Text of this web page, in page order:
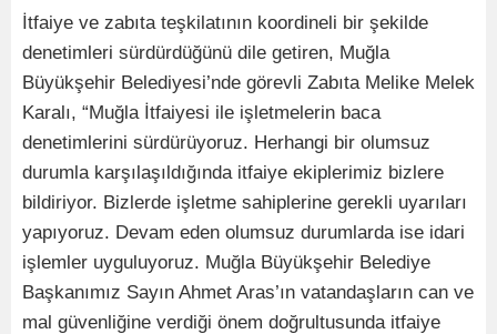
İtfaiye ve zabıta teşkilatının koordineli bir şekilde
denetimleri sürdürdüğünü dile getiren, Muğla
Büyükşehir Belediyesi’nde görevli Zabıta Melike Melek
Karalı, “Muğla İtfaiyesi ile işletmelerin baca
denetimlerini sürdürüyoruz. Herhangi bir olumsuz
durumla karşılaşıldığında itfaiye ekiplerimiz bizlere
bildiriyor. Bizlerde işletme sahiplerine gerekli uyarıları
yapıyoruz. Devam eden olumsuz durumlarda ise idari
işlemler uyguluyoruz. Muğla Büyükşehir Belediye
Başkanımız Sayın Ahmet Aras’ın vatandaşların can ve
mal güvenliğine verdiği önem doğrultusunda itfaiye